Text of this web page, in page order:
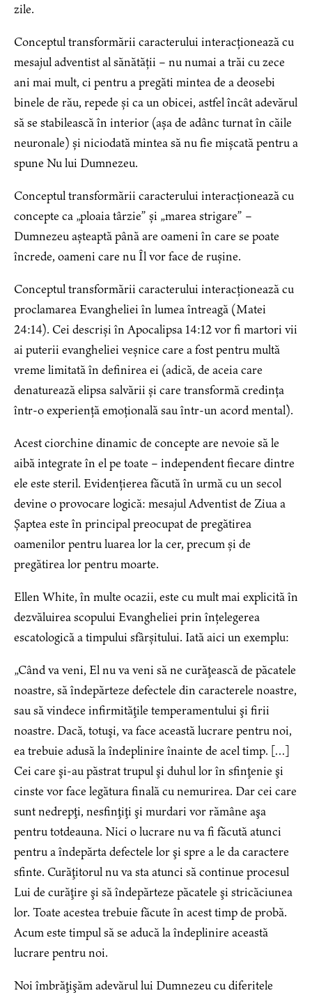
zile.
Conceptul transformării caracterului interacționează cu
mesajul adventist al sănătății – nu numai a trăi cu zece
ani mai mult, ci pentru a pregăti mintea de a deosebi
binele de rău, repede și ca un obicei, astfel încât adevărul
să se stabilească în interior (așa de adânc turnat în căile
neuronale) și niciodată mintea să nu fie mișcată pentru a
spune Nu lui Dumnezeu.
Conceptul transformării caracterului interacționează cu
concepte ca „ploaia târzie” și „marea strigare” –
Dumnezeu așteaptă până are oameni în care se poate
încrede, oameni care nu Îl vor face de rușine.
Conceptul transformării caracterului interacționează cu
proclamarea Evangheliei în lumea întreagă (Matei
24:14). Cei descriși în Apocalipsa 14:12 vor fi martori vii
ai puterii evangheliei veșnice care a fost pentru multă
vreme limitată în definirea ei (adică, de aceia care
denaturează elipsa salvării și care transformă credința
într-o experiență emoțională sau într-un acord mental).
Acest ciorchine dinamic de concepte are nevoie să le
aibă integrate în el pe toate – independent fiecare dintre
ele este steril. Evidențierea făcută în urmă cu un secol
devine o provocare logică: mesajul Adventist de Ziua a
Șaptea este în principal preocupat de pregătirea
oamenilor pentru luarea lor la cer, precum și de
pregătirea lor pentru moarte.
Ellen White, în multe ocazii, este cu mult mai explicită în
dezvăluirea scopului Evangheliei prin înțelegerea
escatologică a timpului sfârșitului. Iată aici un exemplu:
„Când va veni, El nu va veni să ne curăţească de păcatele
noastre, să îndepărteze defectele din caracterele noastre,
sau să vindece infirmităţile temperamentului şi firii
noastre. Dacă, totuşi, va face această lucrare pentru noi,
ea trebuie adusă la îndeplinire înainte de acel timp. […]
Cei care şi-au păstrat trupul şi duhul lor în sfinţenie şi
cinste vor face legătura finală cu nemurirea. Dar cei care
sunt nedrepţi, nesfinţiţi şi murdari vor rămâne aşa
pentru totdeauna. Nici o lucrare nu va fi făcută atunci
pentru a îndepărta defectele lor şi spre a le da caractere
sfinte. Curăţitorul nu va sta atunci să continue procesul
Lui de curăţire şi să îndepărteze păcatele şi stricăciunea
lor. Toate acestea trebuie făcute în acest timp de probă.
Acum este timpul să se aducă la îndeplinire această
lucrare pentru noi.
Noi îmbrăţişăm adevărul lui Dumnezeu cu diferitele